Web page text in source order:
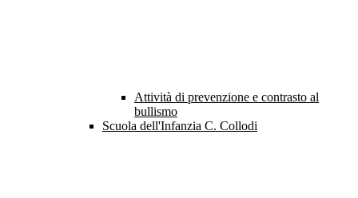
Attività di prevenzione e contrasto al
bullismo
Scuola dell'Infanzia C. Collodi